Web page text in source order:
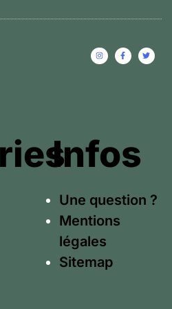
Infos
Une question ?
Mentions
légales
Sitemap